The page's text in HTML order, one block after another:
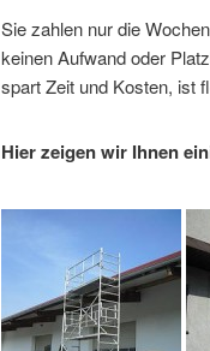
Sie zahlen nur die
keinen Aufwand oder
spart Zeit und Kosten, ist
Hier zeigen wir Ihnen